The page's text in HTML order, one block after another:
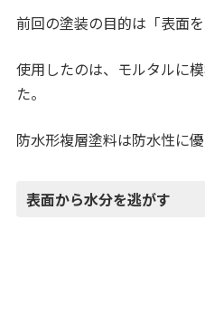
前回の塗装の目的は「表面
使用したのは、モルタルに
た。
防水形複層塗料は防水性に
表面から水分を逃がす